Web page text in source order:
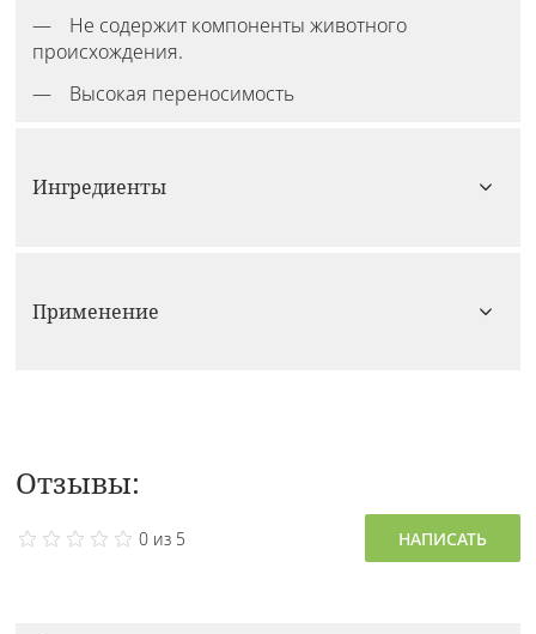
Не содержит компоненты животного
происхождения.
Высокая переносимость
Ингредиенты
Применение
Отзывы:
0 из 5 НАПИСАТЬ